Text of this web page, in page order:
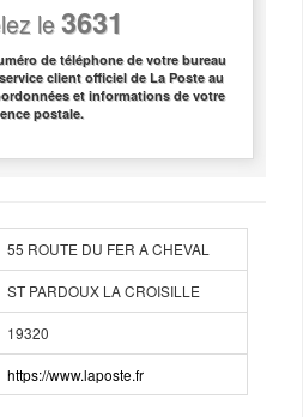
le3631
de téléphone de votre bureau
client officiel de La Poste au
et informations de votre
postale.
55 ROUTE DU FER A CHEVAL
ST PARDOUX LA CROISILLE
19320
https://www.laposte.fr